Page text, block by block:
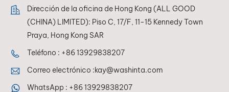
Dirección de la oficina de Hong Kong (ALL GOOD
(CHINA) LIMITED): Piso C, 17/F, 11-15 Kennedy Town
Praya, Hong Kong SAR
Teléfono : +86 13929838207
Correo electrónico :kay@washinta.com
WhatsApp : +86 13929838207